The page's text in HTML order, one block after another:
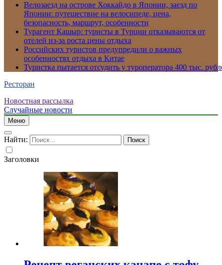
Велозаезд на острове Хоккайдо в Японии, заезд по
Японии: путешествие на велосипеде, цена,
безопасность, маршрут, особенности
Турагент Кашыр: туристы в Турции отказываются от
отелей из-за роста цены отдыха
Российских туристов предупредили о важных
особенностях отдыха в Китае
Туристка пытается отсудить у туроператора 400 тыс.
Ресторан
Новостная рассылка
Случайные новости
Меню
Найти:
Заголовки